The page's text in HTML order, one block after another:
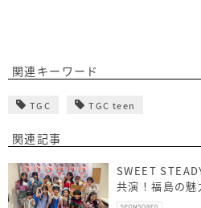
関連キーワード
TGC TGC teen
関連記事
SWEET
共演！福島の
ト